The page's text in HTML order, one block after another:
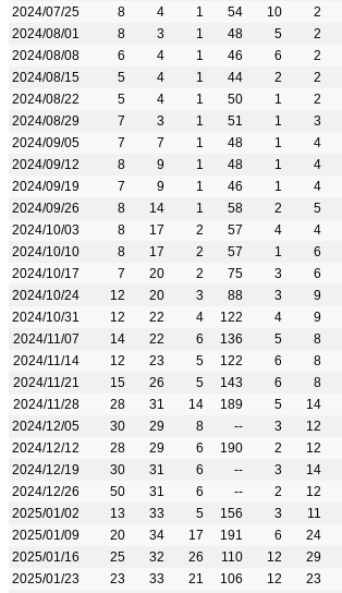
2024/07/25
8 4 1 54 10 2
2024/08/01
8 3 1 48 5 2
2024/08/08
6 4 1 46 6 2
2024/08/15
5 4 1 44 2 2
2024/08/22
5 4 1 50 1 2
2024/08/29
7 3 1 51 1 3
2024/09/05
7 7 1 48 1 4
2024/09/12
8 9 1 48 1 4
2024/09/19
7 9 1 46 1 4
2024/09/26
8 14 1 58 2 5
2024/10/03
8 17 2 57 4 4
2024/10/10
8 17 2 57 1 6
2024/10/17
7 20 2 75 3 6
2024/10/24
12 20 3 88 3 9
2024/10/31
12 22 4 122 4 9
2024/11/07
14 22 6 136 5 8
2024/11/14
12 23 5 122 6 8
2024/11/21
15 26 5 143 6 8
2024/11/28
28 31 14 189 5 14
2024/12/05
30 29 8 -- 3 12
2024/12/12
28 29 6 190 2 12
2024/12/19
30 31 6 -- 3 14
2024/12/26
50 31 6 -- 2 12
2025/01/02
13 33 5 156 3 11
2025/01/09
20 34 17 191 6 24
2025/01/16
25 32 26 110 12 29
2025/01/23
23 33 21 106 12 23